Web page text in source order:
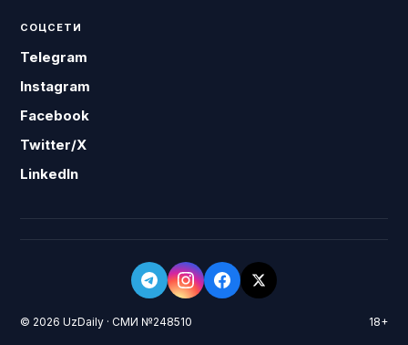
СОЦСЕТИ
Telegram
Instagram
Facebook
Twitter/X
LinkedIn
© 2026 UzDaily · СМИ №248510 18+